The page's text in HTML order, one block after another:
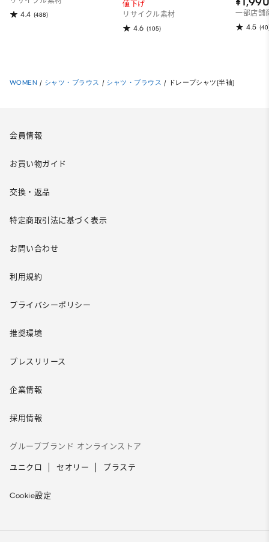
4.4 (488)
値下げ
リサイクル素材
4.6 (105)
一部店舗
4.5
WOMEN / シャツ・ブラウス / シャツ・ブラウス / ドレープシャツ(半袖)
会員情報
お買い物ガイド
交換・返品
特定商取引法に基づく表示
お問い合わせ
利用規約
プライバシーポリシー
推奨環境
プレスリリース
企業情報
採用情報
グループブランド オンラインストア
ユニクロ セオリー プラステ
Cookie設定